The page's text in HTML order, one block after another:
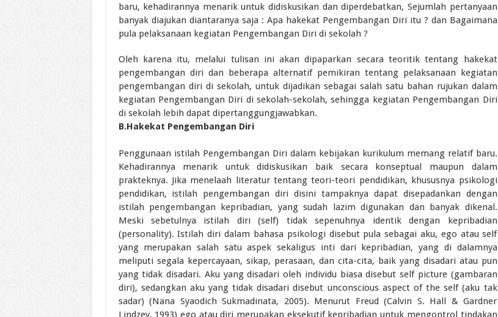
baru, kehadirannya menarik untuk didiskusikan dan diperdebatkan, Sejumlah pertanyaan
banyak diajukan diantaranya saja : Apa hakekat Pengembangan Diri itu ? dan Bagaimana
pula pelaksanaan kegiatan Pengembangan Diri di sekolah ?
Oleh karena itu, melalui tulisan ini akan dipaparkan secara teoritik tentang hakekat
pengembangan diri dan beberapa alternatif pemikiran tentang pelaksanaan kegiatan
pengembangan diri di sekolah, untuk dijadikan sebagai salah satu bahan rujukan dalam
kegiatan Pengembangan Diri di sekolah-sekolah, sehingga kegiatan Pengembangan Diri
di sekolah lebih dapat dipertanggungjawabkan.
B.Hakekat Pengembangan Diri
Penggunaan istilah Pengembangan Diri dalam kebijakan kurikulum memang relatif baru.
Kehadirannya menarik untuk didiskusikan baik secara konseptual maupun dalam
prakteknya. Jika menelaah literatur tentang teori-teori pendidikan, khususnya psikologi
pendidikan, istilah pengembangan diri disini tampaknya dapat disepadankan dengan
istilah pengembangan kepribadian, yang sudah lazim digunakan dan banyak dikenal.
Meski sebetulnya istilah diri (self) tidak sepenuhnya identik dengan kepribadian
(personality). Istilah diri dalam bahasa psikologi disebut pula sebagai aku, ego atau self
yang merupakan salah satu aspek sekaligus inti dari kepribadian, yang di dalamnya
meliputi segala kepercayaan, sikap, perasaan, dan cita-cita, baik yang disadari atau pun
yang tidak disadari. Aku yang disadari oleh individu biasa disebut self picture (gambaran
diri), sedangkan aku yang tidak disadari disebut unconscious aspect of the self (aku tak
sadar) (Nana Syaodich Sukmadinata, 2005). Menurut Freud (Calvin S. Hall & Gardner
Lindzey, 1993) ego atau diri merupakan eksekutif kepribadian untuk mengontrol tindakan